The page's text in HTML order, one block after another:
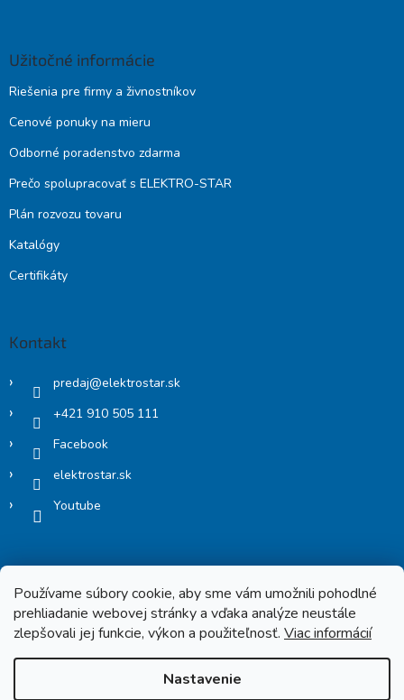
Používame súbory cookie, aby sme vám umožnili pohodlné
prehliadanie webovej stránky a vďaka analýze neustále
zlepšovali jej funkcie, výkon a použiteľnosť. Viac informácií
Nastavenie
Užitočné informácie
Riešenia pre firmy a živnostníkov
Cenové ponuky na mieru
Odborné poradenstvo zdarma
Prečo spolupracovať s ELEKTRO-STAR
Plán rozvozu tovaru
Katalógy
Certifikáty
Kontakt
predaj@elektrostar.sk
+421 910 505 111
Facebook
elektrostar.sk
Youtube
Copyright 2026Elektrostar.shop. Všetky práva vyhradené.